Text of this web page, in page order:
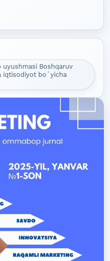
uyushmasi Boshqaruv
iqtisodiyot boʻyicha